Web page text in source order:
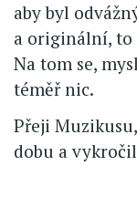
aby byl
a originální, to
Na tom se,
téměř nic.
Přeji
dobu a